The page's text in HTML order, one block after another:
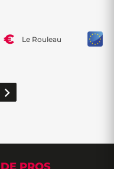
€ Le Rouleau
